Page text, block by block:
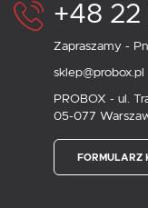
+48
Zapraszamy -
sklep@probox.pl
PROBOX - ul.
05-077
FORMULARZ